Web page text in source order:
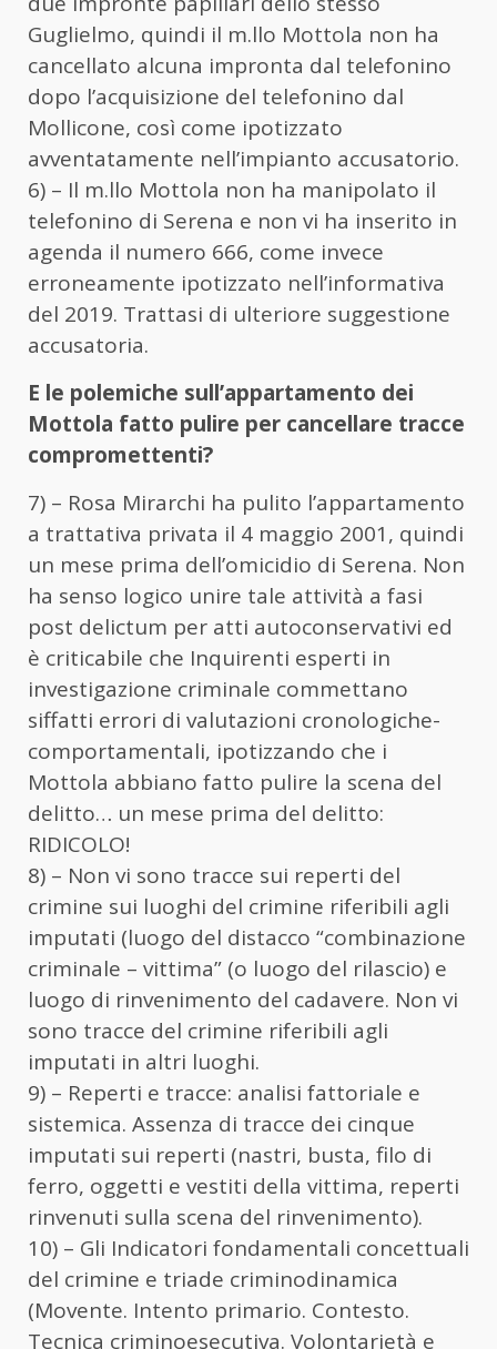
Guglielmo, quindi il m.llo Mottola non ha
cancellato alcuna impronta dal telefonino
dopo l’acquisizione del telefonino dal
Mollicone, così come ipotizzato
avventatamente nell’impianto accusatorio.
6) – Il m.llo Mottola non ha manipolato il
telefonino di Serena e non vi ha inserito in
agenda il numero 666, come invece
erroneamente ipotizzato nell’informativa
del 2019. Trattasi di ulteriore suggestione
accusatoria.
E le polemiche sull’appartamento dei
Mottola fatto pulire per cancellare tracce
compromettenti?
7) – Rosa Mirarchi ha pulito l’appartamento
a trattativa privata il 4 maggio 2001, quindi
un mese prima dell’omicidio di Serena. Non
ha senso logico unire tale attività a fasi
post delictum per atti autoconservativi ed
è criticabile che Inquirenti esperti in
investigazione criminale commettano
siffatti errori di valutazioni cronologiche-
comportamentali, ipotizzando che i
Mottola abbiano fatto pulire la scena del
delitto… un mese prima del delitto:
RIDICOLO!
8) – Non vi sono tracce sui reperti del
crimine sui luoghi del crimine riferibili agli
imputati (luogo del distacco “combinazione
criminale – vittima” (o luogo del rilascio) e
luogo di rinvenimento del cadavere. Non vi
sono tracce del crimine riferibili agli
imputati in altri luoghi.
9) – Reperti e tracce: analisi fattoriale e
sistemica. Assenza di tracce dei cinque
imputati sui reperti (nastri, busta, filo di
ferro, oggetti e vestiti della vittima, reperti
rinvenuti sulla scena del rinvenimento).
10) – Gli Indicatori fondamentali concettuali
del crimine e triade criminodinamica
(Movente. Intento primario. Contesto.
Tecnica criminoesecutiva. Volontarietà e